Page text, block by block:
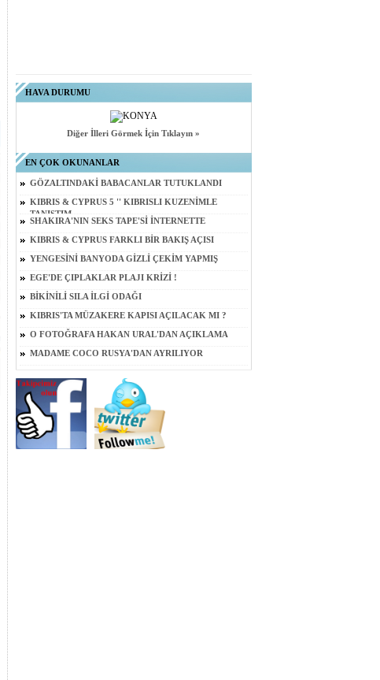
HAVA DURUMU
Diğer İlleri Görmek İçin Tıklayın »
EN ÇOK OKUNANLAR
GÖZALTINDAKİ BABACANLAR TUTUKLANDI
KIBRIS & CYPRUS 5 '' KIBRISLI KUZENİMLE
TANIŞTIM
SHAKIRA'NIN SEKS TAPE'Sİ İNTERNETTE
KIBRIS & CYPRUS FARKLI BİR BAKIŞ AÇISI
YENGESİNİ BANYODA GİZLİ ÇEKİM YAPMIŞ
EGE'DE ÇIPLAKLAR PLAJI KRİZİ !
BİKİNİLİ SILA İLGİ ODAĞI
KIBRIS'TA MÜZAKERE KAPISI AÇILACAK MI ?
O FOTOĞRAFA HAKAN URAL'DAN AÇIKLAMA
MADAME COCO RUSYA'DAN AYRILIYOR